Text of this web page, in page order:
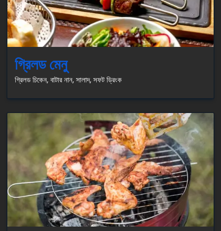
গ্রিলড মেনু
গ্রিলড চিকেন, বাটার নান, সালাদ, সফট ড্রিংক